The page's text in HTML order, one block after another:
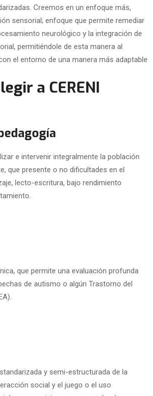
Creemos en un enfoque más,
sensorial; enfoque que permite remediar
neurológico y la integración de
permitiéndole de esta manera al
el entorno de una manera más adaptable
a CERENI
e intervenir integralmente la población
que presente o no dificultades en el
lecto-escritura, bajo rendimiento
que permite una evaluación profunda
de autismo o algún Trastorno del
y semi-estructurada de la
social y el juego o el uso